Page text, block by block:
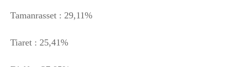
Tamanrasset : 29,11%
Tiaret : 25,41%